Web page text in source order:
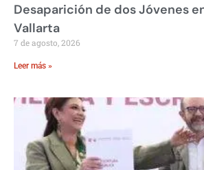
Desaparición de dos Jóvenes
Vallarta
7 de agosto, 2026
Leer más »